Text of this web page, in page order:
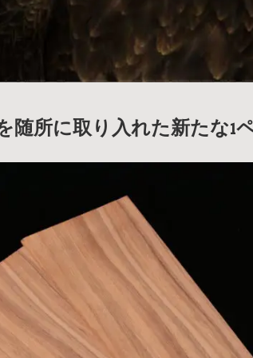
随所に取り入れた新たな1